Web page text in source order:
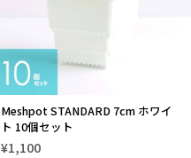
Meshpot STANDARD 7cm ホワイ
ト 10個セット
¥1,100